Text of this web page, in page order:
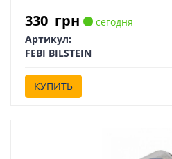
330 грн
сегодня
Артикул:
FEBI BILSTEIN
КУПИТЬ